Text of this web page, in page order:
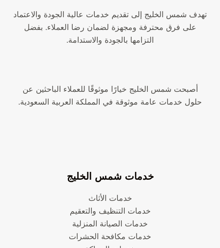
تهدف شمس الخليج إلى تقديم خدمات عالية الجودة والاعتماد
على فرق محترفة ومجهزة لضمان رضا العملاء. بفضل
التزامها بالجودة والاستدامة.
أصبحت شمس الخليج خيارًا موثوقًا للعملاء الباحثين عن
حلول خدمات عامة موثوقة في المملكة العربية السعودية.
خدمات شمس الخليج
خدمات الأثاث
خدمات التنظيف والتعقيم
خدمات الصيانة المنزلية
خدمات مكافحة الحشرات